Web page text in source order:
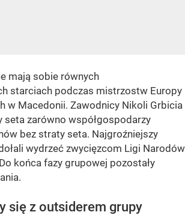
mają sobie równych
starciach podczas mistrzostw Europy
w Macedonii. Zawodnicy Nikoli Grbicia
seta zarówno współgospodarzy
bez straty seta. Najgroźniejszy
wydrzeć zwycięzcom Ligi Narodów
końca fazy grupowej pozostały
się z outsiderem grupy